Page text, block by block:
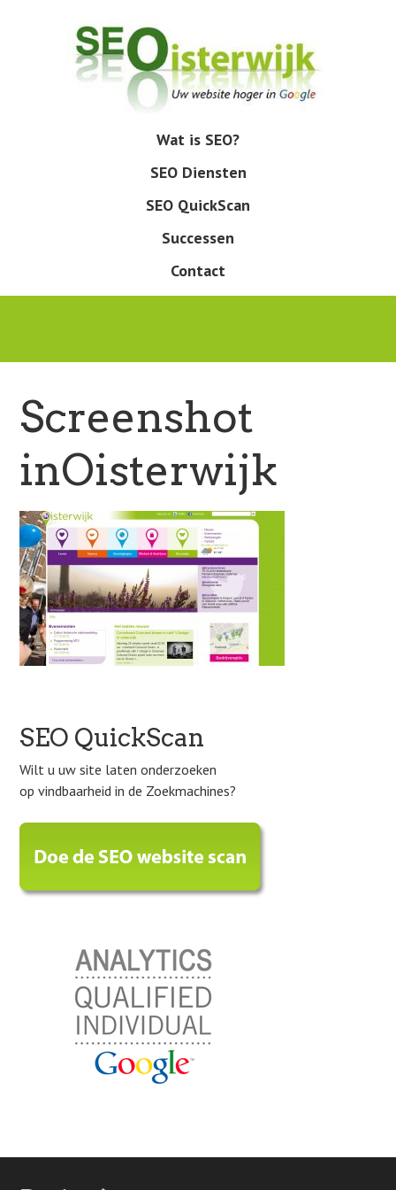
Wat is SEO?
SEO Diensten
SEO QuickScan
Successen
Contact
Screenshot
inOisterwijk
SEO QuickScan
Wilt u uw site laten onderzoeken
op vindbaarheid in de Zoekmachines?